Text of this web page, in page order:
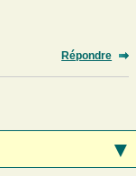
Répondre